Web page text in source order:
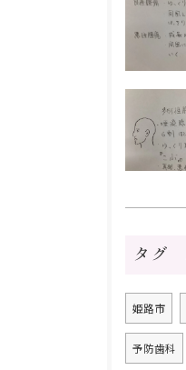
タグ
姫路市
予防歯科